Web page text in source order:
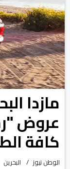
مازدا
عروض
كافة
الوطن نيوز البحرين